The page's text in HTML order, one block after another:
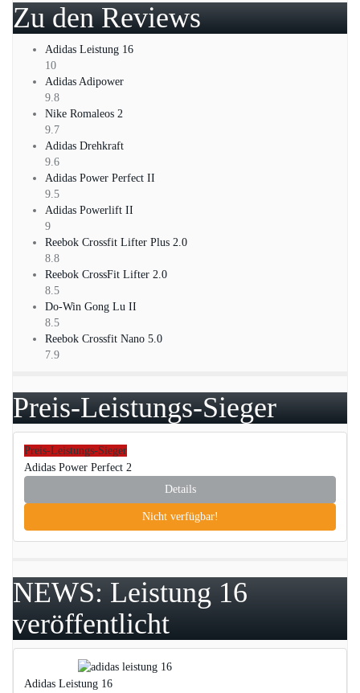
Zu den Reviews
Adidas Leistung 16
10
Adidas Adipower
9.8
Nike Romaleos 2
9.7
Adidas Drehkraft
9.6
Adidas Power Perfect II
9.5
Adidas Powerlift II
9
Reebok Crossfit Lifter Plus 2.0
8.8
Reebok CrossFit Lifter 2.0
8.5
Do-Win Gong Lu II
8.5
Reebok Crossfit Nano 5.0
7.9
Preis-Leistungs-Sieger
Preis-Leistungs-Sieger
Adidas Power Perfect 2
Details
Nicht verfügbar!
NEWS: Leistung 16
veröffentlicht
Adidas Leistung 16